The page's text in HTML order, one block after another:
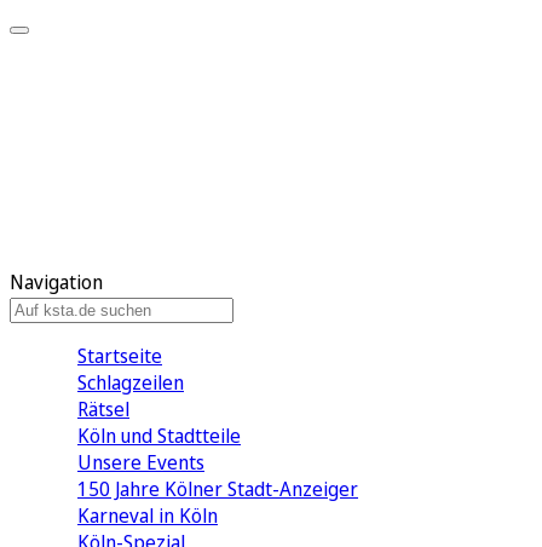
Navigation
Startseite
Schlagzeilen
Rätsel
Köln und Stadtteile
Unsere Events
150 Jahre Kölner Stadt-Anzeiger
Karneval in Köln